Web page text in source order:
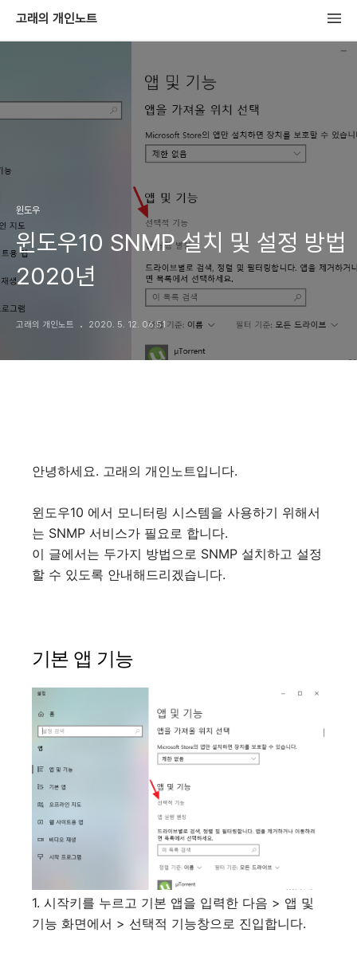
고래의 개인노트
윈도우
윈도우10 SNMP 설치 및 설정 방법
2020년
고래의 개인노트 2020. 5. 12. 06:51
안녕하세요. 고래의 개인노트입니다.
윈도우10 에서 모니터링 시스템을 사용하기 위해서
는 SNMP 서비스가 필요로 합니다.
이 글에서는 두가지 방법으로 SNMP 설치하고 설정
할 수 있도록 안내해드리겠습니다.
기본 앱 기능
1. 시작키를 누르고 기본 앱을 입력한 다음 > 앱 및
기능 화면에서 > 선택적 기능창으로 진입합니다.